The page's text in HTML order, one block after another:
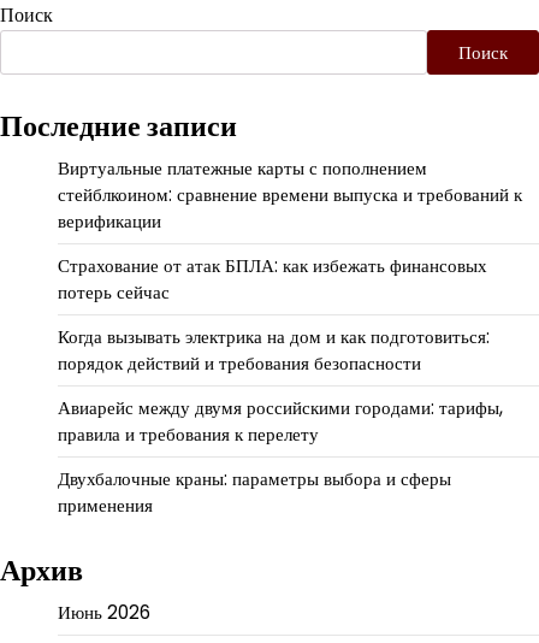
Поиск
Поиск
Последние записи
Виртуальные платежные карты с пополнением
стейблкоином: сравнение времени выпуска и требований к
верификации
Страхование от атак БПЛА: как избежать финансовых
потерь сейчас
Когда вызывать электрика на дом и как подготовиться:
порядок действий и требования безопасности
Авиарейс между двумя российскими городами: тарифы,
правила и требования к перелету
Двухбалочные краны: параметры выбора и сферы
применения
Архив
Июнь 2026